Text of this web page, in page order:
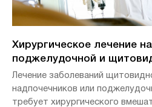
Хирургическое лечение
поджелудочной и
Лечение заболеваний
надпочечников или
требует хирургического